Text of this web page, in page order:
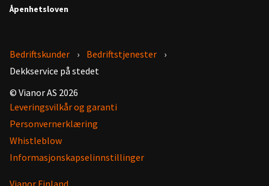
Åpenhetsloven
Bedriftskunder
Bedriftstjenester
Dekkservice på stedet
© Vianor AS 2026
Leveringsvilkår og garanti
Personvernerklæring
Whistleblow
Informasjonskapselinnstillinger
Vianor Finland